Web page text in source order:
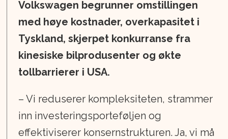
Volkswagen begrunner omstillingen
med høye kostnader, overkapasitet i
Tyskland, skjerpet konkurranse fra
kinesiske bilprodusenter og økte
tollbarrierer i USA.
– Vi reduserer kompleksiteten, strammer
inn investeringsporteføljen og
effektiviserer konsernstrukturen. Ja, vi må